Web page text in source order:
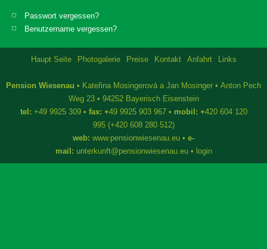
Passwort vergessen?
Benutzername vergessen?
Haupt Seite Photogalerie Preise Kontakt Anfahrt Links
Pension Wiesenau • Kateřina Mosingerová a Jan Mosinger • Anton Pech
Weg 23 • 94252 Bayerisch Eisenstein
tel: +49 9925 309• fax: +49 9925 903 967 • mobil: +420 604 120
995 (+420 608 280 512)
web: www.pensionwiesenau.eu • e-
mail: unterkunft@pensionwiesenau.eu• login